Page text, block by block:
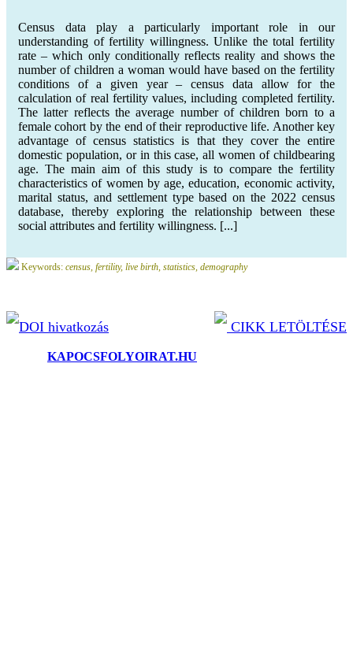
Census data play a particularly important role in our
understanding of fertility willingness. Unlike the total fertility
rate – which only conditionally reflects reality and shows the
number of children a woman would have based on the fertility
conditions of a given year – census data allow for the
calculation of real fertility values, including completed fertility.
The latter reflects the average number of children born to a
female cohort by the end of their reproductive life. Another key
advantage of census statistics is that they cover the entire
domestic population, or in this case, all women of childbearing
age. The main aim of this study is to compare the fertility
characteristics of women by age, education, economic activity,
marital status, and settlement type based on the 2022 census
database, thereby exploring the relationship between these
social attributes and fertility willingness. [...]
Keywords: census, fertility, live birth, statistics, demography
DOI hivatkozás CIKK LETÖLTÉSE
KAPOCSFOLYOIRAT.HU